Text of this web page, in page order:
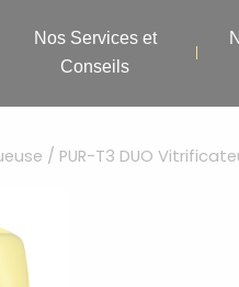
Nos Services et
Conseils
/ PUR-T3 DUO